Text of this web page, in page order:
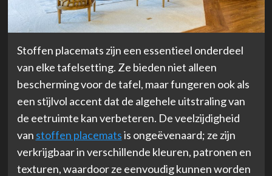
Stoffen placemats zijn een essentieel onderdeel
van elke tafelsetting. Ze bieden niet alleen
bescherming voor de tafel, maar fungeren ook als
een stijlvol accent dat de algehele uitstraling van
de eetruimte kan verbeteren. De veelzijdigheid
van stoffen placematsis ongeëvenaard; ze zijn
verkrijgbaar in verschillende kleuren, patronen en
texturen, waardoor ze eenvoudig kunnen worden